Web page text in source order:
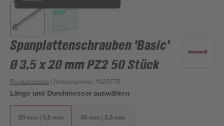
Spanplattenschrauben 'Basic'
Ø 3,5 x 20 mm PZ2 50 Stück
Produktdetails | Artikelnummer: 1620770
Länge und Durchmesser auswählen
20 mm | 3,5 mm 30 mm | 3,5 mm